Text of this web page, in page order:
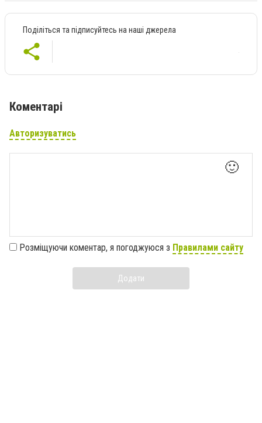
Поділіться та підписуйтесь на наші джерела
Коментарі
Авторизуватись
🙂
Розміщуючи коментар, я погоджуюся з Правилами сайту
Додати